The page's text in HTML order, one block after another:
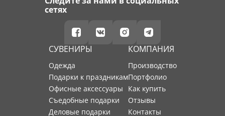
сетях
СУВЕНИРЫ
Одежда
Подарки к праздникам
Офисные аксессуары
Съедобные подарки
Деловые подарки
КОМПАНИЯ
производство
портфолио
как купить
отзывы
контакты